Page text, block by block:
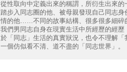
從性取向中定義出來的稱謂，所衍生出來
踏步入同志圈的他、被母親發現自己同志
情的他……不同的故事結構、很多很多細碎
我們男同志自身在現實生活中所經歷的經
於「同志」生活的真實狀況，也令不理解
一個仿似看不清、道不盡的「同志世界」。